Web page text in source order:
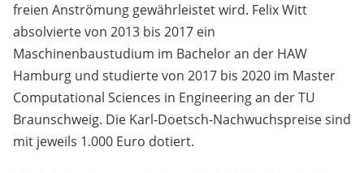
freien Anströmung gewährleistet wird. Felix Witt
absolvierte von 2013 bis 2017 ein
Maschinenbaustudium im Bachelor an der HAW
Hamburg und studierte von 2017 bis 2020 im Master
Computational Sciences in Engineering an der TU
Braunschweig. Die Karl-Doetsch-Nachwuchspreise sind
mit jeweils 1.000 Euro dotiert.